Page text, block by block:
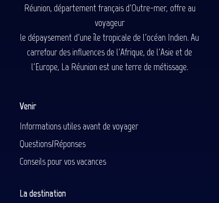
Réunion, département français d'Outre-mer, offre au
voyageur
le dépaysement d'une île tropicale de l'océan Indien. Au
carrefour des influences de l'Afrique, de l'Asie et de
l'Europe, La Réunion est une terre de métissage.
Venir
Informations utiles avant de voyager
Questions/Réponses
Conseils pour vos vacances
La destination